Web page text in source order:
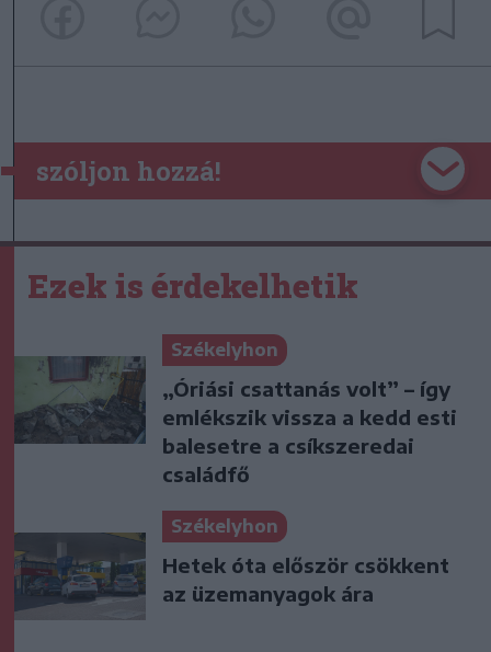
szóljon hozzá!
Ezek is érdekelhetik
Székelyhon
„Óriási csattanás volt” – így
emlékszik vissza a kedd esti
balesetre a csíkszeredai
családfő
Székelyhon
Hetek óta először csökkent
az üzemanyagok ára